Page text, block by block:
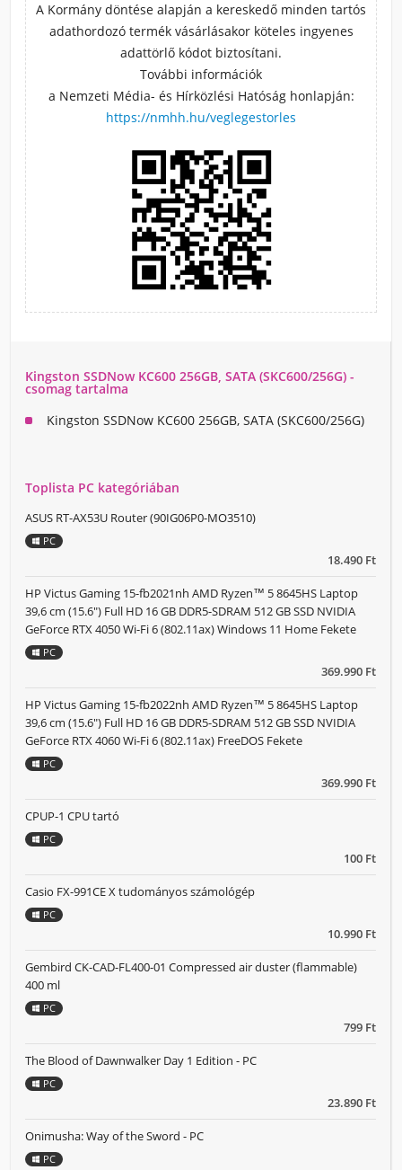
A Kormány döntése alapján a kereskedő minden tartós
adathordozó termék vásárlásakor köteles ingyenes
adattörlő kódot biztosítani.
További információk
a Nemzeti Média- és Hírközlési Hatóság honlapján:
https://nmhh.hu/veglegestorles
Kingston SSDNow KC600 256GB, SATA (SKC600/256G) -
csomag tartalma
Kingston SSDNow KC600 256GB, SATA (SKC600/256G)
Toplista PC kategóriában
18.490 Ft
ASUS RT-AX53U Router (90IG06P0-MO3510)
PC
369.990 Ft
HP Victus Gaming 15-fb2021nh AMD Ryzen™ 5 8645HS Laptop
39,6 cm (15.6") Full HD 16 GB DDR5-SDRAM 512 GB SSD NVIDIA
GeForce RTX 4050 Wi-Fi 6 (802.11ax) Windows 11 Home Fekete
PC
369.990 Ft
HP Victus Gaming 15-fb2022nh AMD Ryzen™ 5 8645HS Laptop
39,6 cm (15.6") Full HD 16 GB DDR5-SDRAM 512 GB SSD NVIDIA
GeForce RTX 4060 Wi-Fi 6 (802.11ax) FreeDOS Fekete
PC
100 Ft
CPUP-1 CPU tartó
PC
10.990 Ft
Casio FX-991CE X tudományos számológép
PC
799 Ft
Gembird CK-CAD-FL400-01 Compressed air duster (flammable)
400 ml
PC
23.890 Ft
The Blood of Dawnwalker Day 1 Edition - PC
PC
Onimusha: Way of the Sword - PC
PC